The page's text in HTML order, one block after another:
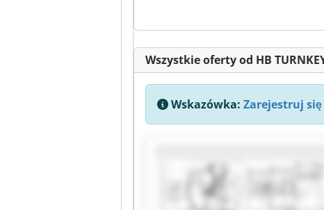
Wszystkie oferty od HB
Wskazówka: Zarejestruj